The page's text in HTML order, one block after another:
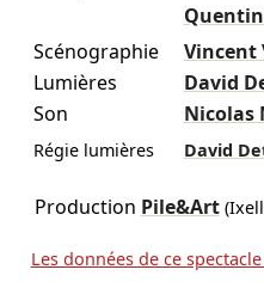
Scénographie
Vincent
Lumières
David
Son
Nicolas
Régie lumières David
Production Pile&Art
Les données de ce